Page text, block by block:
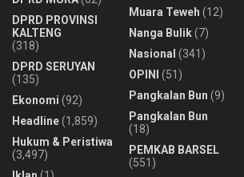
DPRD PROVINSI
KALTENG
(318)
DPRD SERUYAN
(135)
Ekonomi (92)
Headline(1,859)
Hukum & Peristiwa
(3,497)
Muara Teweh (12)
Nanga Bulik(7)
Nasional (341)
OPINI
(51)
Pangkalan Bun (9)
Pangkalan Bun
(18)
PEMKAB BARSEL
(551)